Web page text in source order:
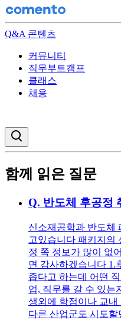
Q&A 콘텐츠
커뮤니티
직무부트캠프
클래스
채용
함께 읽은 질문
Q. 반도체 후공정
신소재공학과 반도체
고있습니다 패키지의
정 쪽 정보가 많이 없
면 감사하겠습니다 1.
좁다고 하는데 어떤
업, 직무를 갈 수 있는
생외에 학점이나 교
다른 산업군도 시도할